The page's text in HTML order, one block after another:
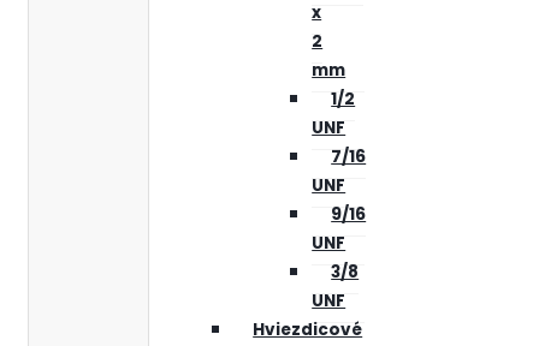
x
2
mm
1/2
UNF
7/16
UNF
9/16
UNF
3/8
UNF
Hviezdicové